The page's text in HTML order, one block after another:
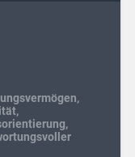
,
,
,